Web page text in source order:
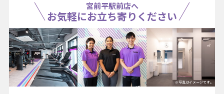
宮前平駅前店へ
お気軽にお立ち寄りください
※写真はイメージです。